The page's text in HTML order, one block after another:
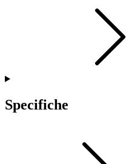
essere stampata in
con orgoglio il proprio marchio!
: 55x40 mm
Specifiche